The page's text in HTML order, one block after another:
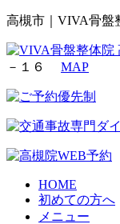
高槻市｜VIVA骨盤
－１６ MAP
HOME
初めての方へ
メニュー